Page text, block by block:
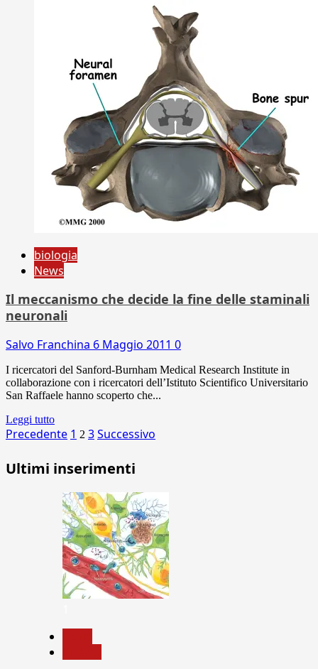
biologia
News
Il meccanismo che decide la fine delle staminali
neuronali
Salvo Franchina 6 Maggio 2011 0
I ricercatori del Sanford-Burnham Medical Research Institute in
collaborazione con i ricercatori dell’Istituto Scientifico Universitario
San Raffaele hanno scoperto che...
Leggi tutto
Paginazione
degli
articoli
Precedente 1 2 3Successivo
Ultimi inserimenti